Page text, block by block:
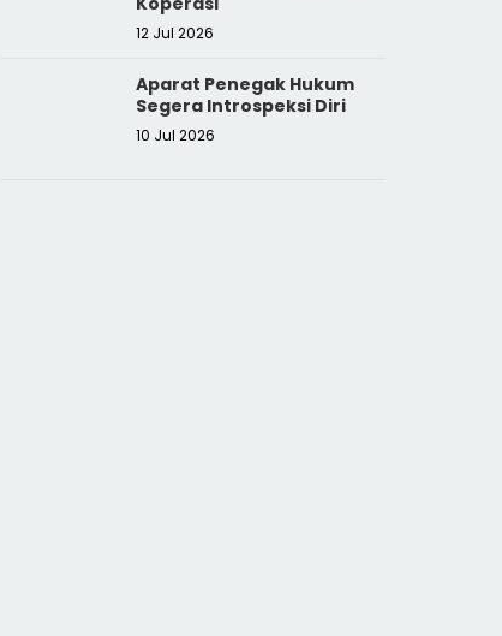
12 Jul 2026
Aparat Penegak Hukum
Segera Introspeksi Diri
10 Jul 2026